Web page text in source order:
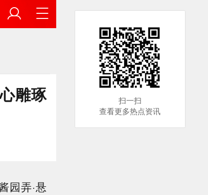
雕琢
园弄·悬
扫一扫
查看更多热点资讯